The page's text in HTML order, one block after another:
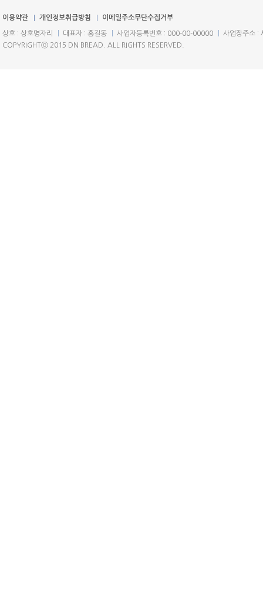
이용약관 개인정보취급방침 이메일주소무단수집거부
상호 : 상호명자리 대표자 : 홍길동 사업자등록번호 : 000-00-00000
사업장주소 :
COPYRIGHTⓒ 2015 DN BREAD. ALL RIGHTS RESERVED.